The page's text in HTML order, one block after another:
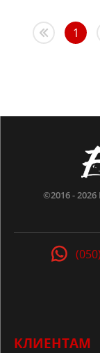
1
©2016 - 2026
(050)
КЛИЕНТАМ